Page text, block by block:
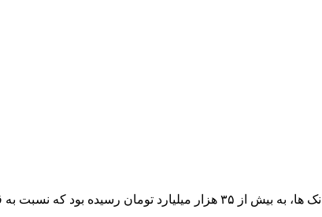
قبل، افزایش ۵۲ درصدی دارد.